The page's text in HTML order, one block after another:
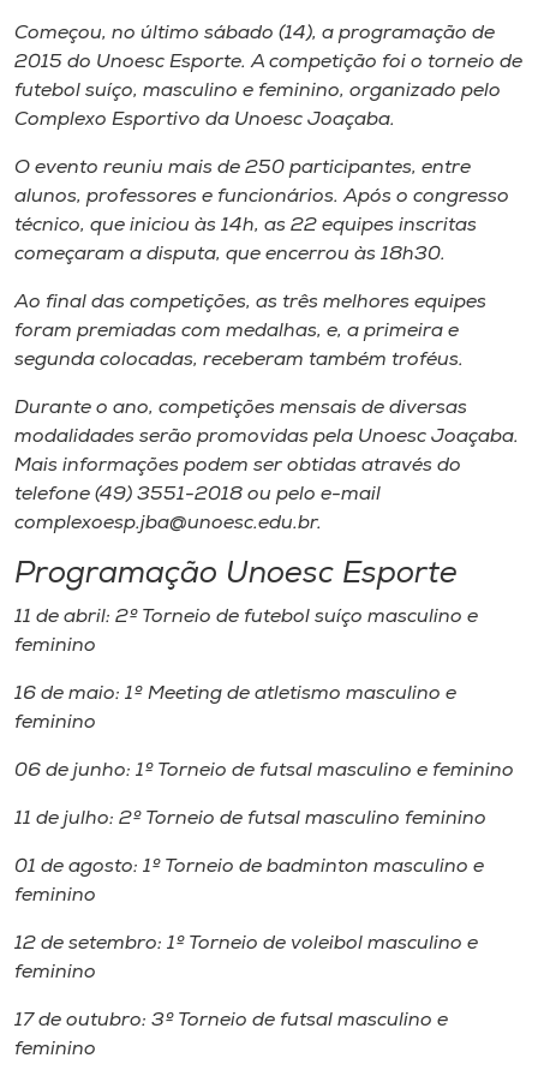
Unoesc
Store
Selecione
o idioma
Começou, no último sábado (14), a programação de
2015 do Unoesc Esporte. A competição foi o torneio de
futebol suíço, masculino e feminino, organizado pelo
Complexo Esportivo da Unoesc Joaçaba.
O evento reuniu mais de 250 participantes, entre
alunos, professores e funcionários. Após o congresso
técnico, que iniciou às 14h, as 22 equipes inscritas
começaram a disputa, que encerrou às 18h30.
Ao final das competições, as três melhores equipes
foram premiadas com medalhas, e, a primeira e
segunda colocadas, receberam também troféus.
Durante o ano, competições mensais de diversas
modalidades serão promovidas pela Unoesc Joaçaba.
Mais informações podem ser obtidas através do
telefone (49) 3551-2018 ou pelo e-mail
complexoesp.jba@unoesc.edu.br.
Programação Unoesc Esporte
11 de abril: 2º Torneio de futebol suíço masculino e
feminino
16 de maio: 1º Meeting de atletismo masculino e
feminino
06 de junho: 1º Torneio de futsal masculino e feminino
11 de julho: 2º Torneio de futsal masculino feminino
01 de agosto: 1º Torneio de badminton masculino e
feminino
12 de setembro: 1º Torneio de voleibol masculino e
feminino
17 de outubro: 3º Torneio de futsal masculino e
feminino